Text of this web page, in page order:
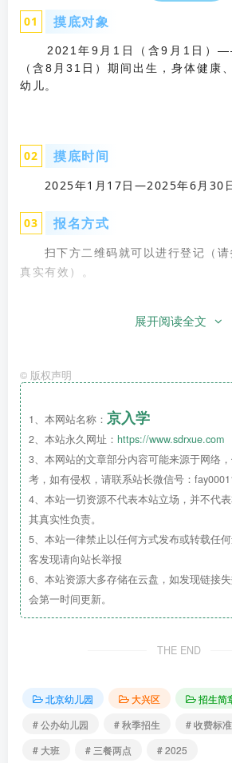
01 摸底对象
2021年9月1日（含9月1日）
（含8月31日）期间出生，身体健康
幼儿。
02 摸底时间
2025年1月17日—2025年6月30日
03 报名方式
扫下方二维码就可以进行登记（
真实有效）。
4 咨询电话
展开阅读全文
© 版权声明
1、本网站名称： 京入学
2、本站永久网址： https://www.sdrxue.com
3、本网站的文章部分内容可能来源于网络
考，如有侵权，请联系站长微信号：
4、本站一切资源不代表本站立场，并不代
其真实性负责。
5、本站一律禁止以任何方式发布或转载任
客发现请向站长举报
6、本站资源大多存储在云盘，如发现链接
会第一时间更新。
THE END
北京幼儿园 大兴区
招生简
# 公办幼儿园
# 秋季招生 # 收费标准
# 大班
# 三餐两点 # 2025